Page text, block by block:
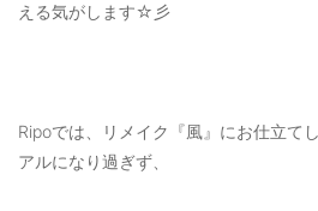
える気がします☆彡
Ripoでは、リメイク『風』にお仕立て
アルになり過ぎず、